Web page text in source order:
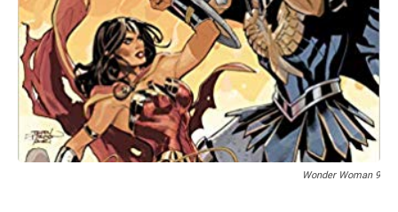
Wonder Woman 9